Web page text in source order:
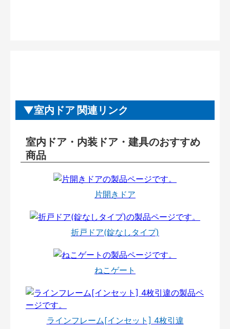
室内ドア 関連リンク
室内ドア・内装ドア・建具のおすすめ
商品
片開きドア
折戸ドア(錠なしタイプ)
ねこゲート
ラインフレーム[インセット] 4枚引違